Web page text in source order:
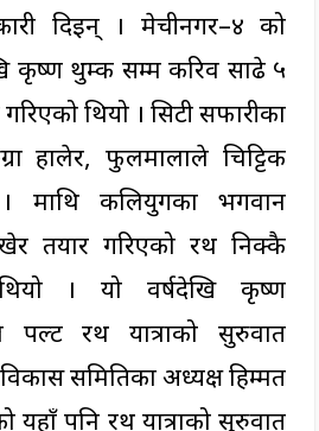
दिइन् । मेचीनगर–४ को
कृष्ण थुम्की सम्म करिव साढे ५
गरिएको थियो । सिटी सफारीका
हालेर, फुलमालाले चिट्टिक
माथि कलियुगका भगवान
तयार गरिएको रथ निक्कै
। यो वर्षदेखि कृष्ण
पल्ट रथ यात्राको सुरुवात
समितिका अध्यक्ष हिम्मत
यहाँ पनि रथ यात्राको सुरुवात